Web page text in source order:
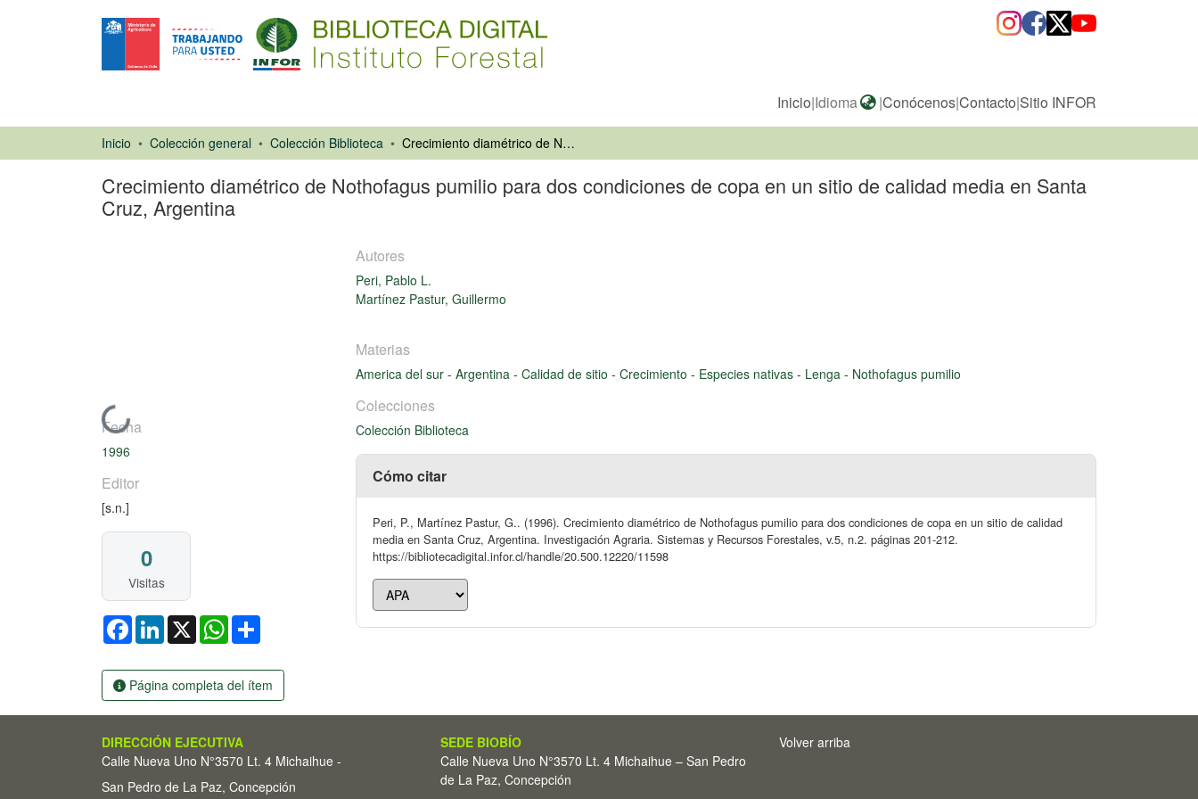
Inicio|Idioma |Conócenos|Contacto|Sitio INFOR
Inicio Colección general Colección Biblioteca Crecimiento diamétrico de Nothofagus pumilio para dos condiciones de copa en un sitio de calidad media en Santa Cruz, Argentina
Crecimiento diamétrico de Nothofagus pumilio para dos condiciones de copa en un sitio de calidad media en Santa
Cruz, Argentina
Cargando...
Fecha
1996
Editor
[s.n.]
0
Visitas
FacebookLinkedIn
X WhatsApp
Página completa del ítem
Autores
Peri, Pablo L.
Martínez Pastur, Guillermo
Materias
America del sur - Argentina - Calidad de sitio - Crecimiento - Especies nativas - Lenga - Nothofagus pumilio
Colecciones
Colección Biblioteca
Cómo citar
Peri, P., Martínez Pastur, G.. (1996). Crecimiento diamétrico de Nothofagus pumilio para dos condiciones de copa en un sitio de calidad
media en Santa Cruz, Argentina. Investigación Agraria. Sistemas y Recursos Forestales, v.5, n.2. páginas 201-212.
https://bibliotecadigital.infor.cl/handle/20.500.12220/11598
DIRECCIÓN EJECUTIVA
Calle Nueva Uno N°3570 Lt. 4 Michaihue -
San Pedro de La Paz, Concepción
SEDE BIOBÍO
Calle Nueva Uno N°3570 Lt. 4 Michaihue – San Pedro
de La Paz, Concepción
Volver arriba